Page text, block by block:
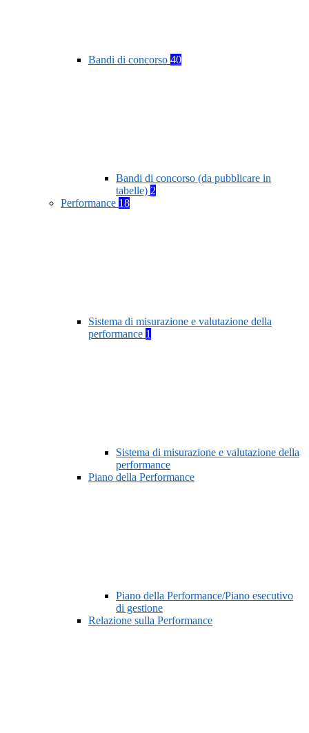
Bandi di concorso 40
Bandi di concorso (da pubblicare in
tabelle) 2
Performance 18
Sistema di misurazione e valutazione della
performance 1
Sistema di misurazione e valutazione della
performance
Piano della Performance
Piano della Performance/Piano esecutivo
di gestione
Relazione sulla Performance